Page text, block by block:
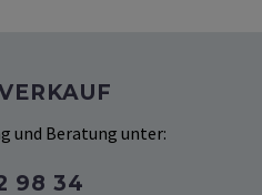
und Beratung unter:
98 34